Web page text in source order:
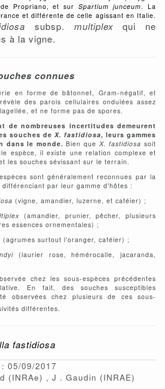
Propriano, et surSpartium junceum. La
et différente de celle agissant en Italie.
subsp. multiplex qui ne
à la vigne.
connues
en forme de bâtonnet, Gram-négatif, et
des parois cellulaires ondulées assez
et ne forme pas de spores.
de nombreuses incertitudes demeurent
souches de X. fastidiosa, leurs gammes
dans le monde.Bien que X. fastidiosa soit
espèce, il existe une relation complexe et
les souches sévissant sur le terrain.
sont généralement reconnues par la
par leur gamme d’hôtes :
(vigne, amandier, luzerne, et caféier) ;
(amandier, prunier, pêcher, plusieurs
essences ornementales) ;
(agrumes surtout l’oranger, caféier) ;
(laurier rose, hémérocalle, jacaranda,
chez les sous-espèces précédentes
En fait, des souches susceptibles
observées chez plusieurs de ces sous-
différentes.
fastidiosa
05/09/2017
(INRAe) J Gaudin (INRAE)